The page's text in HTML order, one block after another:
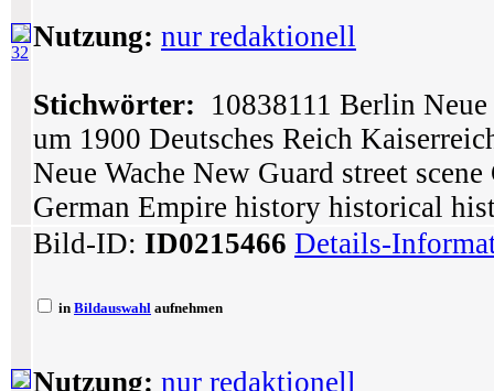
32 Nutzung: nur redaktionell
Stichwörter: 10838111 Berlin
um 1900 Deutsches Reich
Neue Wache New Guard street
German Empire history historical
Bild-ID: ID0215466 Details-
in Bildauswahl aufnehmen
Nutzung: nur redaktionell